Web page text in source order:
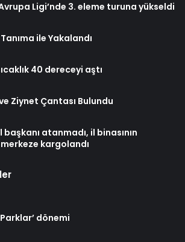
Ligi’nde 3. eleme turuna yükseldi
Tanıma ile Yakalandı
40 dereceyi aştı
Ziynet Çantası Bulundu
başkanı atanmadı, il binasının
kargolandı
Parklar’ dönemi